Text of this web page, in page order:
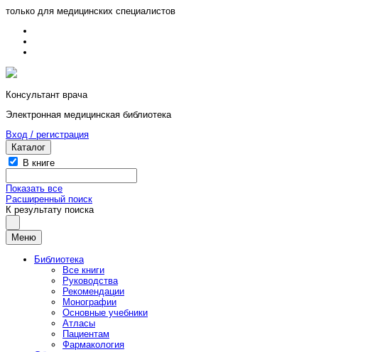
только для медицинских специалистов
Консультант врача
Электронная медицинская библиотека
Вход / регистрация
Каталог
В книге
Показать все
Расширенный поиск
К результату поиска
Меню
Библиотека
Все книги
Руководства
Рекомендации
Монографии
Основные учебники
Атласы
Пациентам
Фармакология